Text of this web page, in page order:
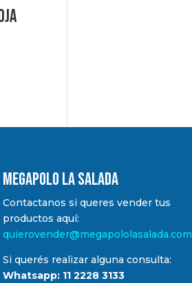
MEGAPOLO LA SALADA
Contactanos si queres vender tus
productos aquí:
quierovender@megapololasalada.com
Si querés realizar alguna consulta:
Whatsapp: 11 2228 3133